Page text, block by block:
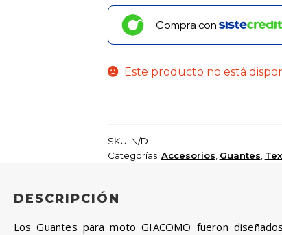
Compra con
Este producto no está
SKU: N/D
Categorías: Accesorios, Guantes,
DESCRIPCIÓN
Los Guantes para moto GIACOMO fueron